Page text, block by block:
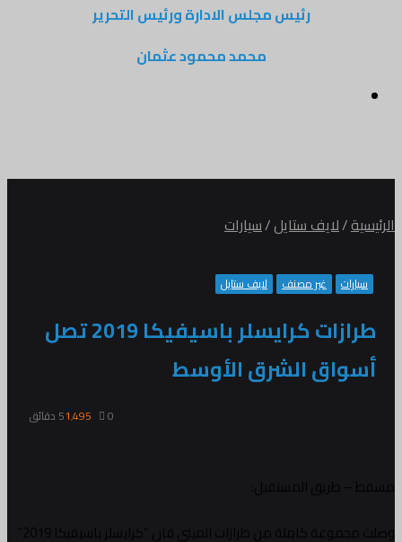
رئيس مجلس الادارة ورئيس التحرير
محمد محمود عثمان
الرئيسية/لايف ستايل/سيارات
سيارات غير مصنف لايف ستايل
طرازات كرايسلر باسيفيكا 2019 تصل
أسواق الشرق الأوسط
0 1٬4955 دقائق
مسقط – طريق المستقبل: